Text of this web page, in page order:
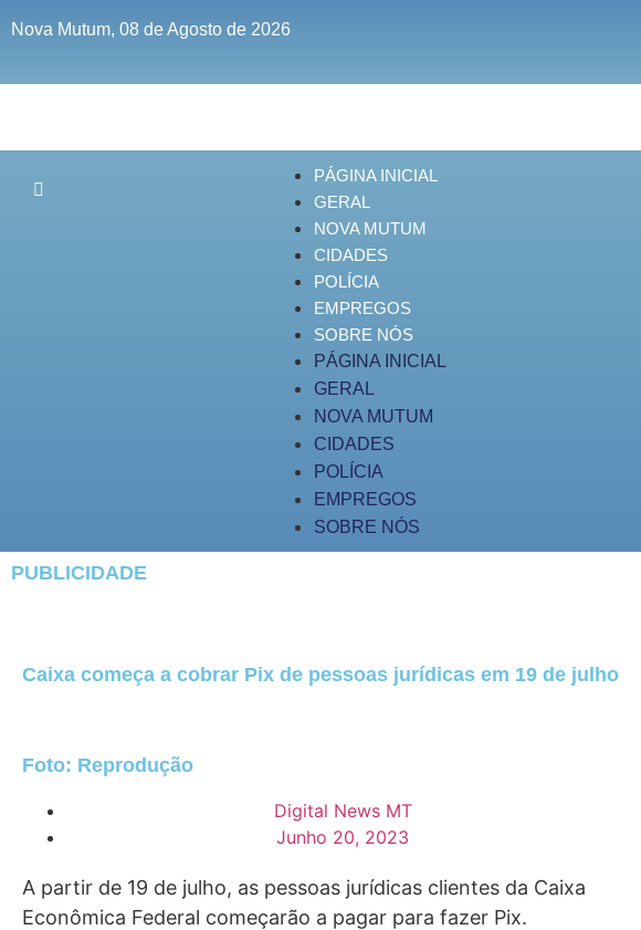
Nova Mutum, 08 de Agosto de 2026
PÁGINA INICIAL
GERAL
NOVA MUTUM
CIDADES
POLÍCIA
EMPREGOS
SOBRE NÓS
PÁGINA INICIAL
GERAL
NOVA MUTUM
CIDADES
POLÍCIA
EMPREGOS
SOBRE NÓS
PUBLICIDADE
Caixa começa a cobrar Pix de pessoas jurídicas em 19 de julho
Foto: Reprodução
Digital News MT
Junho 20, 2023
A partir de 19 de julho, as pessoas jurídicas clientes da Caixa
Econômica Federal começarão a pagar para fazer Pix.